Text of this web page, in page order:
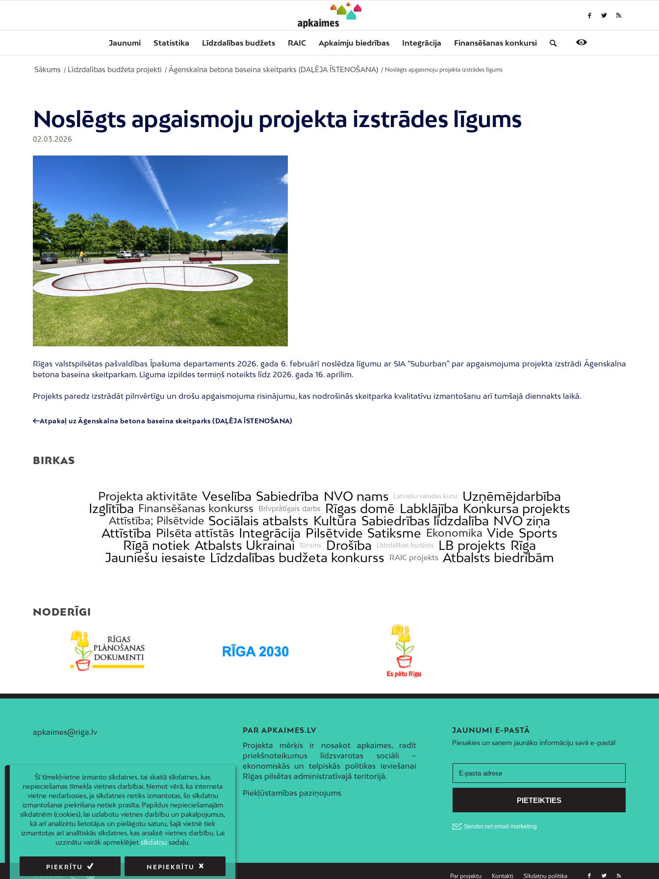
Jaunumi Statistika Līdzdalības budžets RAIC Apkaimju biedrības Integrācija Finansēšanas konkursi
Sākums / Līdzdalības budžeta projekti / Āgenskalna betona baseina skeitparks (DAĻĒJA ĪSTENOŠANA) / Noslēgts apgaismoju projekta izstrādes līgums
Noslēgts apgaismoju projekta izstrādes līgums
02.03.2026
Rīgas valstspilsētas pašvaldības Īpašuma departaments 2026. gada 6. februārī noslēdza līgumu ar SIA “Suburban” par apgaismojuma projekta izstrādi Āgenskalna
betona baseina skeitparkam. Līguma izpildes termiņš noteikts līdz 2026. gada 16. aprīlim.
Projekts paredz izstrādāt pilnvērtīgu un drošu apgaismojuma risinājumu, kas nodrošinās skeitparka kvalitatīvu izmantošanu arī tumšajā diennakts laikā.
Atpakaļ uz Āgenskalna betona baseina skeitparks (DAĻĒJA ĪSTENOŠANA)
BIRKAS
Projekta aktivitāte Veselība Sabiedrība NVO nams Latviešu valodas kursi
Uzņēmējdarbība
Izglītība Finansēšanas konkurss Brīvprātīgais darbs Rīgas domē Labklājība Konkursa projekts
Attīstība; Pilsētvide Sociālais atbalsts Kultūra Sabiedrības līdzdalība NVO ziņa
Attīstība Pilsēta attīstās Integrācija Pilsētvide Satiksme Ekonomika Vide Sports
Rīgā notiek Atbalsts Ukrainai Tūrisms Drošība Līdzdalības budžets LB projekts Rīga
Jauniešu iesaiste Līdzdalības budžeta konkurss RAIC projekts Atbalsts biedrībām
NODERĪGI
apkaimes@riga.lv PAR APKAIMES.LV
Projekta mērķis ir nosakot apkaimes, radīt
priekšnoteikumus līdzsvarotas sociāli –
ekonomiskās un telpiskās politikas ieviešanai
Rīgas pilsētas administratīvajā teritorijā.
Piekļūstamības paziņojums
JAUNUMI E-PASTĀ
Piesakies un saņem jaunāko informāciju savā e-pastā!
© 2026 AIC Par projektu Kontakti Sīkdatņu politika
Šī tīmekļvietne izmanto sīkdatnes, tai skaitā sīkdatnes, kas
nepieciešamas tīmekļa vietnes darbībai. Ņemot vērā, ka interneta
vietne nedarbosies, ja sīkdatnes netiks izmantotas, šo sīkdatņu
izmantošanai piekrišana netiek prasīta. Papildus nepieciešamajām
sīkdatnēm (cookies), lai uzlabotu vietnes darbību un pakalpojumus,
kā arī analizētu lietotājus un pielāgotu saturu, šajā vietnē tiek
izmantotas arī analītiskās sīkdatnes, kas analizē vietnes darbību. Lai
uzzinātu vairāk apmeklējietsīkdatņu sadaļu.
PIEKRĪTU NEPIEKRĪTU